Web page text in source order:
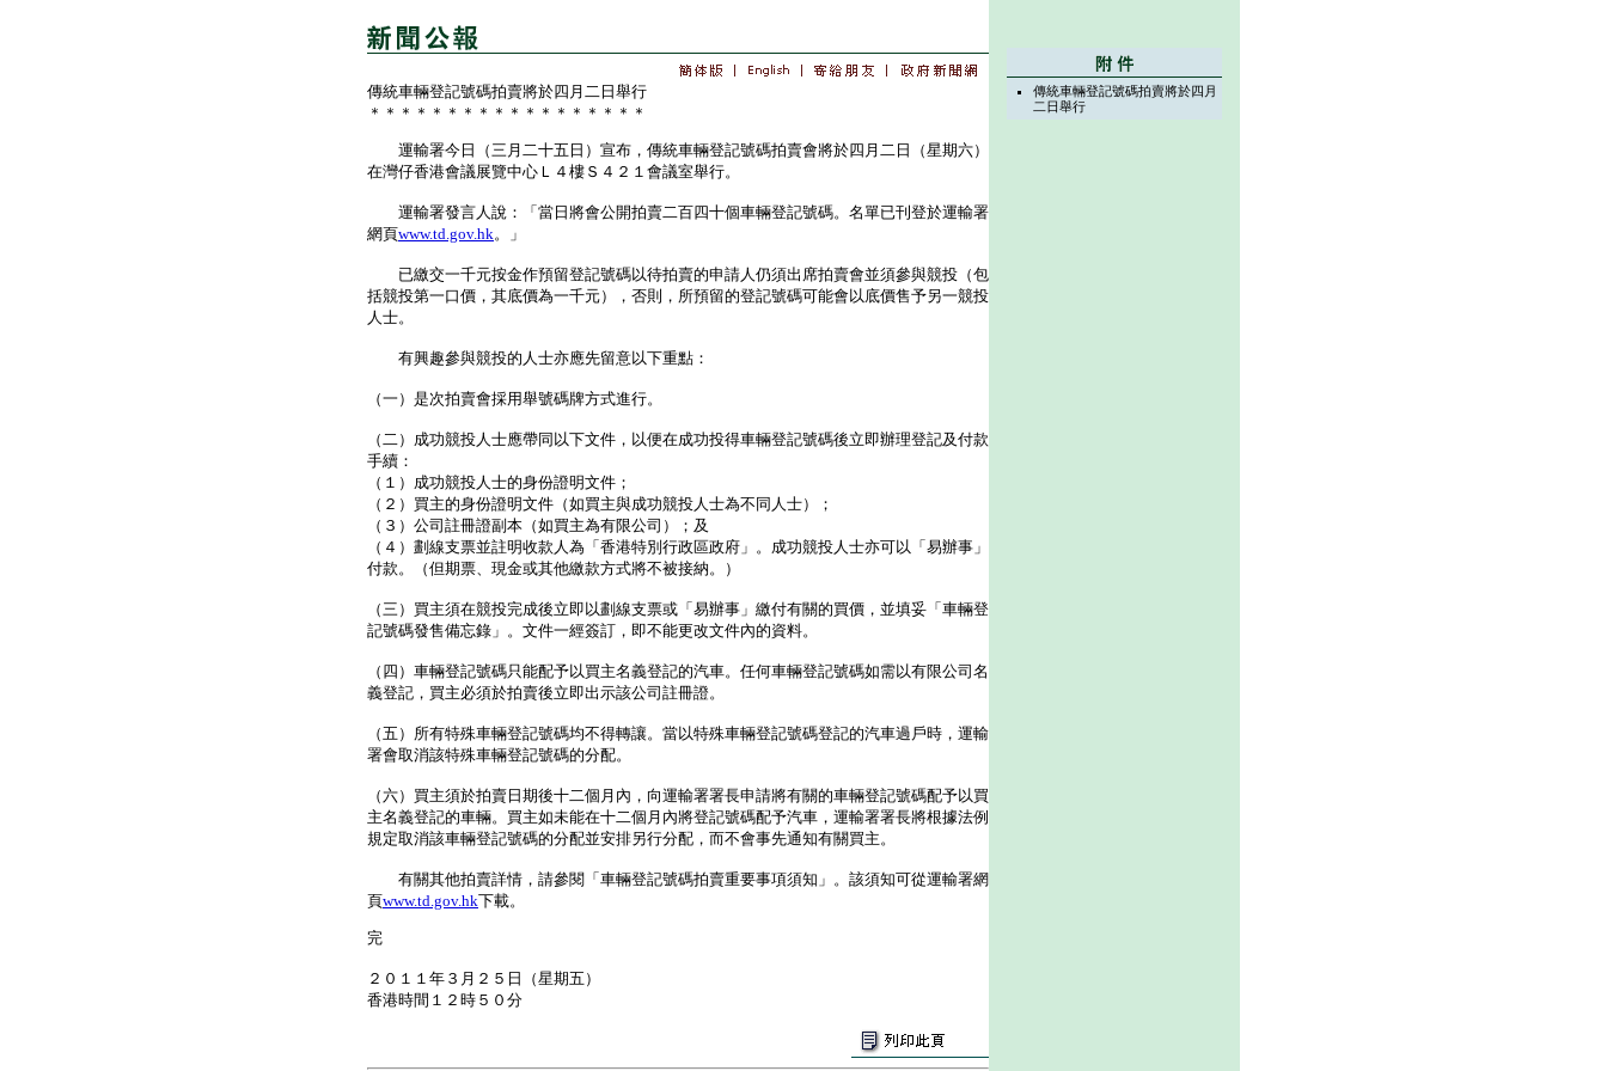
傳統車輛登記號碼拍賣將於四月二日舉行
＊＊＊＊＊＊＊＊＊＊＊＊＊＊＊＊＊＊
運輸署今日（三月二十五日）宣布，傳統車輛登記號碼拍賣會將於四月二日（星期六）
在灣仔香港會議展覽中心Ｌ４樓Ｓ４２１會議室舉行。
運輸署發言人說：「當日將會公開拍賣二百四十個車輛登記號碼。名單已刊登於運輸署
網頁www.td.gov.hk。」
已繳交一千元按金作預留登記號碼以待拍賣的申請人仍須出席拍賣會並須參與競投（包
括競投第一口價，其底價為一千元），否則，所預留的登記號碼可能會以底價售予另一競投
人士。
有興趣參與競投的人士亦應先留意以下重點：
（一）是次拍賣會採用舉號碼牌方式進行。
（二）成功競投人士應帶同以下文件，以便在成功投得車輛登記號碼後立即辦理登記及付款
手續：
（１）成功競投人士的身份證明文件；
（２）買主的身份證明文件（如買主與成功競投人士為不同人士）；
（３）公司註冊證副本（如買主為有限公司）；及
（４）劃線支票並註明收款人為「香港特別行政區政府」。成功競投人士亦可以「易辦事」
付款。（但期票、現金或其他繳款方式將不被接納。）
（三）買主須在競投完成後立即以劃線支票或「易辦事」繳付有關的買價，並填妥「車輛登
記號碼發售備忘錄」。文件一經簽訂，即不能更改文件內的資料。
（四）車輛登記號碼只能配予以買主名義登記的汽車。任何車輛登記號碼如需以有限公司名
義登記，買主必須於拍賣後立即出示該公司註冊證。
（五）所有特殊車輛登記號碼均不得轉讓。當以特殊車輛登記號碼登記的汽車過戶時，運輸
署會取消該特殊車輛登記號碼的分配。
（六）買主須於拍賣日期後十二個月內，向運輸署署長申請將有關的車輛登記號碼配予以買
主名義登記的車輛。買主如未能在十二個月內將登記號碼配予汽車，運輸署署長將根據法例
規定取消該車輛登記號碼的分配並安排另行分配，而不會事先通知有關買主。
有關其他拍賣詳情，請參閱「車輛登記號碼拍賣重要事項須知」。該須知可從運輸署網
頁www.td.gov.hk下載。
完
２０１１年３月２５日（星期五）
香港時間１２時５０分
傳統車輛登記號碼拍賣將於四月
二日舉行